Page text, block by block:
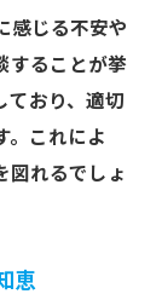
感じる不安や
することが挙
ており、適切
。これによ
図れるでしょ
恵